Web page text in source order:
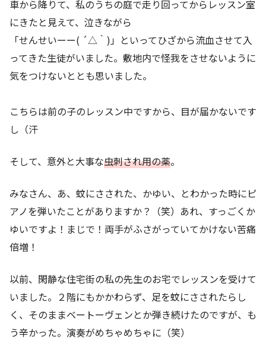
車から降りて、私のうちの庭で走り回ってからレッスン室
にきたと見えて、泣きながら
「せんせいーー( ´△｀)」といってひざから流血させて入
ってきた生徒がいました。敷地内で怪我をさせないように
気をつけないととも思いました。
こちらは前の子のレッスン中ですから、目が届かないです
し（汗
そして、意外と大事な虫刺され用の薬。
みなさん、あ、蚊にさされた、かゆい、とわかった時にピ
アノを弾いたことがありますか？（笑）あれ、すっごくか
ゆいですよ！まじで！両手がふさがっていてかけない苦痛
倍増！
以前、閑静な住宅街の私の先生のお宅でレッスンを受けて
いました。２階にもかかわらず、足を蚊にさされたらし
く、そのままベートーヴェンとか弾き続けたのですが、も
う辛かった。演奏がめちゃめちゃに（笑）